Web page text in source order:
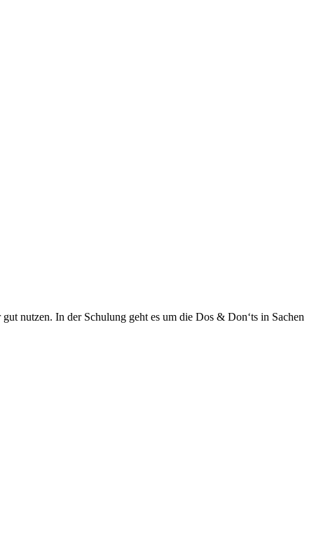
nutzen. In der Schulung geht es um die Dos & Don‘ts in Sachen